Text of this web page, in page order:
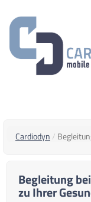
Cardiodyn
Begleitung
zu Ihrer